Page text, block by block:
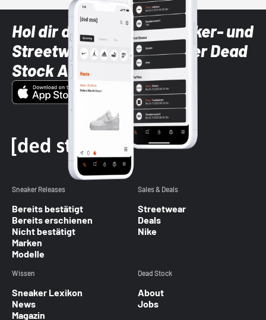
Hol dir die neuesten Sneaker- und
Streetwear-Brands mit der Dead
Stock App
Sneaker Releases
Bereits bestätigt
Bereits erschienen
Nicht bestätigt
Marken
Modelle
Sales & Deals
Streetwear
Deals
Nike
Wissen
Sneaker Lexikon
News
Magazin
Dead Stock
About
Jobs